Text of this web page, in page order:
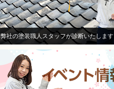
し、住人さんにご迷惑をおか
けして、その後退所され、お
部屋は、全部屋水漏れ！大損
害！即業者に連絡して、原因
を追求すべく様依頼！
施工担当者3人が調査に来
て、結果原因が施工不良と認
めた！しかし、「安いから、
弊社の塗装職人スタッフが診断いたします